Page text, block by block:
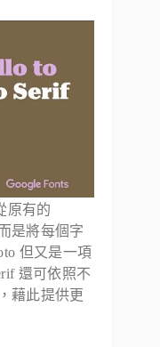
原有的
是將每個字
但又是一項
還可依照不
藉此提供更